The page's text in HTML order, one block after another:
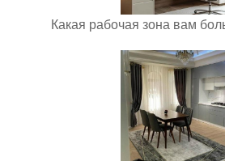
Какая рабочая зона вам